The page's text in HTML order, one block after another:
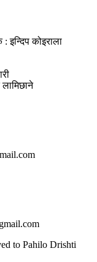
इन्दिप कोइराला
to Pahilo Drishti